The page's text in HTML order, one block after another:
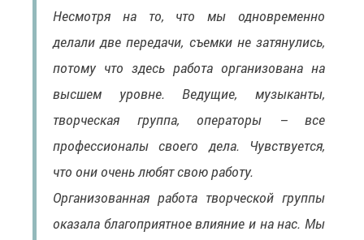
Несмотря на то, что мы одновременно
делали две передачи, съемки не затянулись,
потому что здесь работа организована на
высшем уровне. Ведущие, музыканты,
творческая группа, операторы – все
профессионалы своего дела. Чувствуется,
что они очень любят свою работу.
Организованная работа творческой группы
оказала благоприятное влияние и на нас. Мы